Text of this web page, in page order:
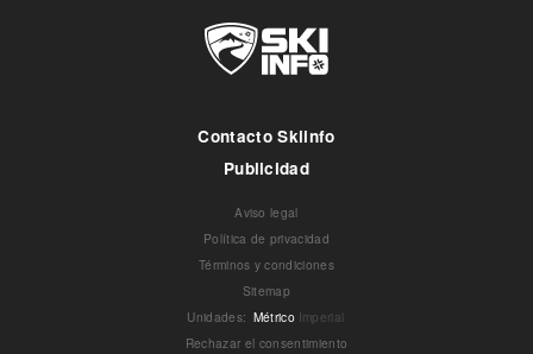
Contacto Skiinfo
Publicidad
Aviso legal
Política de privacidad
Términos y condiciones
Sitemap
Unidades: Métrico Imperial
Rechazar el consentimiento